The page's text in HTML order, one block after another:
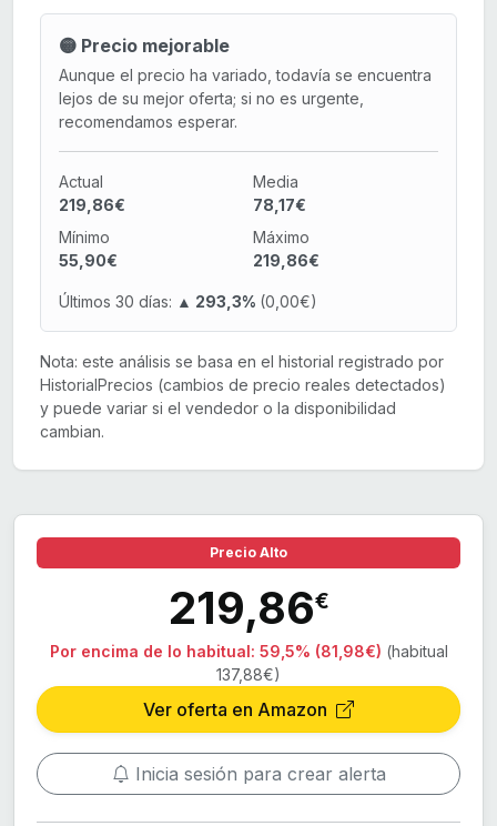
🟡 Precio mejorable
Aunque el precio ha variado, todavía se encuentra
lejos de su mejor oferta; si no es urgente,
recomendamos esperar.
Actual
219,86€
Media
78,17€
Mínimo
55,90€
Máximo
219,86€
Últimos 30 días: ▲ 293,3% (0,00€)
Nota: este análisis se basa en el historial registrado por
HistorialPrecios (cambios de precio reales detectados)
y puede variar si el vendedor o la disponibilidad
cambian.
Precio Alto
219,86€
Por encima de lo habitual: 59,5% (81,98€) (habitual
137,88€)
Ver oferta en Amazon
Inicia sesión para crear alerta